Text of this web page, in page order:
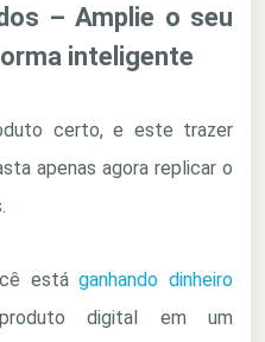
– Amplie o seu
inteligente
certo, e este trazer
apenas agora replicar o
estáganhando dinheiro
digital em um